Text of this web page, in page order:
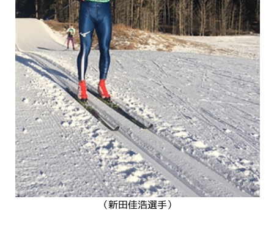
（新田佳浩選手）